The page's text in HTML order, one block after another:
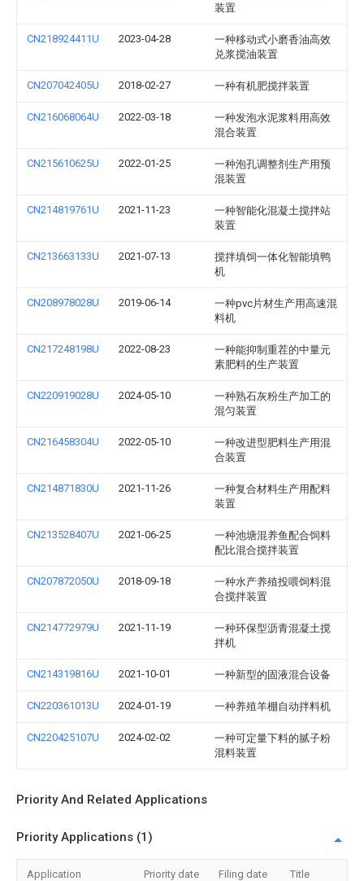
装置
CN218924411U 2023-04-28
一种移动式小磨香油高效
兑浆搅油装置
CN207042405U 2018-02-27 一种有机肥搅拌装置
CN216068064U 2022-03-18
一种发泡水泥浆料用高效
混合装置
CN215610625U 2022-01-25
一种泡孔调整剂生产用预
混装置
CN214819761U 2021-11-23
一种智能化混凝土搅拌站
装置
CN213663133U 2021-07-13
搅拌填饲一体化智能填鸭
机
CN208978028U 2019-06-14
一种pvc片材生产用高速混
料机
CN217248198U 2022-08-23
一种能抑制重茬的中量元
素肥料的生产装置
CN220919028U 2024-05-10
一种熟石灰粉生产加工的
混匀装置
CN216458304U 2022-05-10
一种改进型肥料生产用混
合装置
CN214871830U 2021-11-26
一种复合材料生产用配料
装置
CN213528407U 2021-06-25
一种池塘混养鱼配合饲料
配比混合搅拌装置
CN207872050U 2018-09-18
一种水产养殖投喂饲料混
合搅拌装置
CN214772979U 2021-11-19
一种环保型沥青混凝土搅
拌机
CN214319816U 2021-10-01 一种新型的固液混合设备
CN220361013U 2024-01-19 一种养殖羊棚自动拌料机
CN220425107U 2024-02-02
一种可定量下料的腻子粉
混料装置
Priority And Related Applications
Priority Applications (1)
Application Priority date Filing date Title